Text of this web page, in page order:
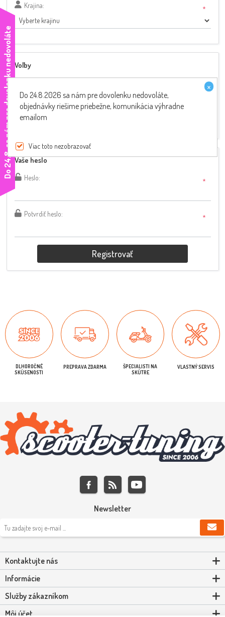
Krajina: *
Voľby
Značka a typ skútra:
Vaše heslo
Heslo: *
Potvrdiť heslo: *
Registrovať
DLHOROČNÉ
SKÚSENOSTI
PREPRAVA ZDARMA
ŠPECIALISTI NA
SKÚTRE
VLASTNÝ SERVIS
Newsletter
Kontaktujte nás
Informácie
Služby zákazníkom
Môj účet
D
o
2
4
.
8
.
s
a
n
á
m
p
r
e
d
o
v
o
l
e
n
k
u
n
e
d
o
v
o
l
á
t
e ×
Do 24.8.2026 sa nám pre dovolenku nedovoláte,
objednávky riešime priebežne, komunikácia výhradne
emailom
Viac toto nezobrazovať